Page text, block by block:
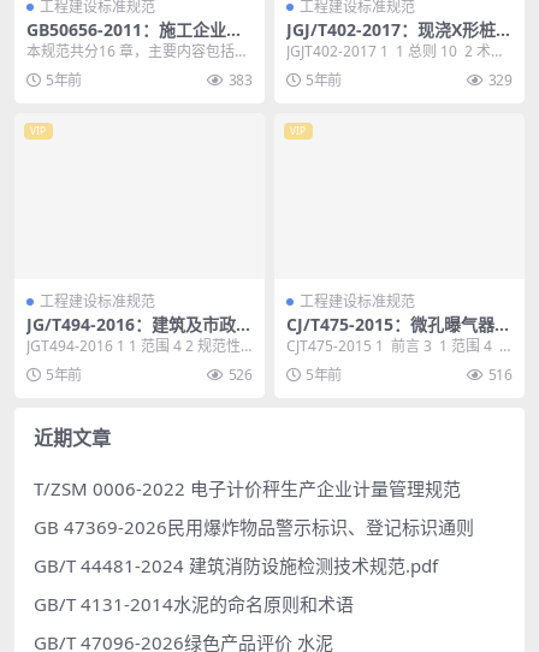
工程建设标准规范
GB50656-2011：施工企业安
全生产管理规范
本规范共分16 章，主要内容包括：
总则，术语，基本规定，安全管理
目标，安全生产...
5年前 383
工程建设标准规范
JGJ/T402-2017：现浇X形桩复
合地基技术规程
JGJT402-2017 1 1 总则 10 2 术语
和符号 11 2.1...
5年前 329
VIP
工程建设标准规范
JG/T494-2016：建筑及市政工
程用净化海砂
JGT494-2016 1 1 范围 4 2 规范性
引用文件 4 3 术语和定义...
5年前 526
VIP
工程建设标准规范
CJ/T475-2015：微孔曝气器清
水氧传质性能测定
CJT475-2015 1 前言 3 1 范围 4 2
术语和定义 4 ...
5年前 516
近期文章
T/ZSM 0006-2022 电子计价秤生产企业计量管理规范
GB 47369-2026民用爆炸物品警示标识、登记标识通则
GB/T 44481-2024 建筑消防设施检测技术规范.pdf
GB/T 4131-2014水泥的命名原则和术语
GB/T 47096-2026绿色产品评价 水泥